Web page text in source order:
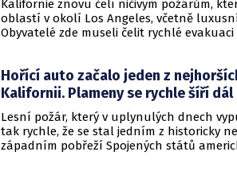
Kalifornie znovu čelí ničivým požárům,
oblastí v okolí Los Angeles, včetně
Obyvatelé zde museli čelit rychlé
Hořící auto začalo jeden z
Kalifornii. Plameny se rychle šíří dál
Lesní požár, který v uplynulých dnech
tak rychle, že se stal jedním z historicky
západním pobřeží Spojených států